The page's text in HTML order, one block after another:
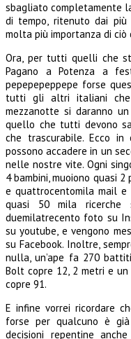
sbagliato completamente
di tempo, ritenuto dai
molta più importanza di ciò
Ora, per tutti quelli che
Pagano a Potenza a
pepepepeppepe forse
tutti gli altri italiani che
mezzanotte si daranno
quello che tutti devono
che trascurabile. Ecco
possono accadere in un
nelle nostre vite. Ogni
4 bambini, muoiono quasi
e quattrocentomila mail
quasi 50 mila ricerche
duemilatrecento foto su
su youtube, e vengono
su Facebook. Inoltre,
nulla, un’ape fa 270
Bolt copre 12, 2 metri e
copre 91.
E infine vorrei ricordare
forse per qualcuno è
decisioni repentine